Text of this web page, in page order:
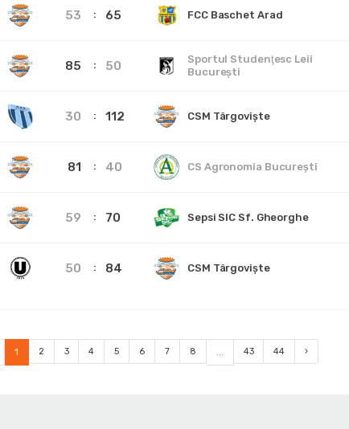
53 65 FCC Baschet Arad
85 50
Sportul Studenţesc Leii
Bucureşti
30 112 CSM Târgoviște
81 40 CS Agronomia București
59 70 Sepsi SIC Sf. Gheorghe
50 84 CSM Târgoviște
1 2 3 4 5 6 7 8 ... 43 44 ›